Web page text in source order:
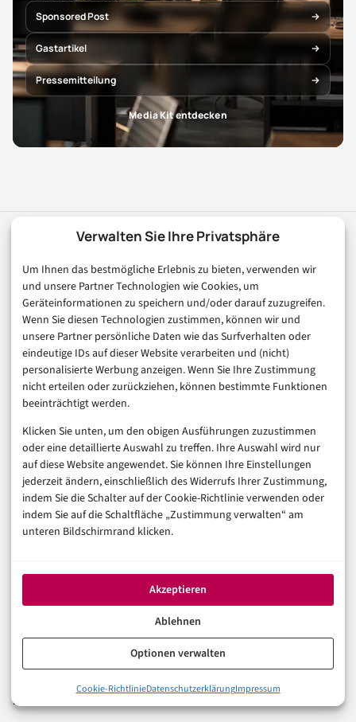
Verwalten Sie Ihre Privatsphäre
Um Ihnen das bestmögliche Erlebnis zu bieten, verwenden wir
und unsere Partner Technologien wie Cookies, um
Geräteinformationen zu speichern und/oder darauf zuzugreifen.
Wenn Sie diesen Technologien zustimmen, können wir und
unsere Partner persönliche Daten wie das Surfverhalten oder
eindeutige IDs auf dieser Website verarbeiten und (nicht)
personalisierte Werbung anzeigen. Wenn Sie Ihre Zustimmung
nicht erteilen oder zurückziehen, können bestimmte Funktionen
beeinträchtigt werden.
Klicken Sie unten, um den obigen Ausführungen zuzustimmen
oder eine detaillierte Auswahl zu treffen. Ihre Auswahl wird nur
auf diese Website angewendet. Sie können Ihre Einstellungen
jederzeit ändern, einschließlich des Widerrufs Ihrer Zustimmung,
indem Sie die Schalter auf der Cookie-Richtlinie verwenden oder
indem Sie auf die Schaltfläche „Zustimmung verwalten“ am
unteren Bildschirmrand klicken.
Akzeptieren
Ablehnen
Optionen verwalten
Cookie-RichtlinieDatenschutzerklärungImpressum
Sponsored Post
Gastartikel
Pressemitteilung
Media Kit entdecken
Ihr Kompass für die digitale Welt. Fundierte Artikel zu
Digitalisierung, KI, E-Commerce, FinTech und Trends der
digitalen Wirtschaft.
Rubriken
Künstliche Intelligenz
Technologie & IT
E-Commerce & Handel
Consumer & Digital Life
Marketing
Finanzen & FinTech
Business & Karriere
Sicherheit & Recht
Marketing
Magazin
Unsere Redaktion
Werbeformate & Media Kit
Rechtliches